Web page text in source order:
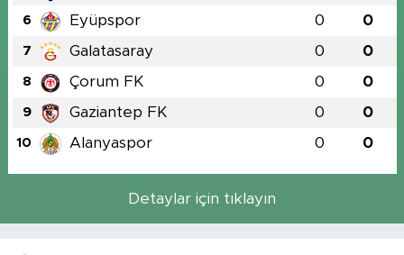
6 Eyüpspor 0 0
7 Galatasaray 0 0
8 Çorum FK 0 0
9 Gaziantep FK 0 0
10 Alanyaspor 0 0
Detaylar için tıklayın